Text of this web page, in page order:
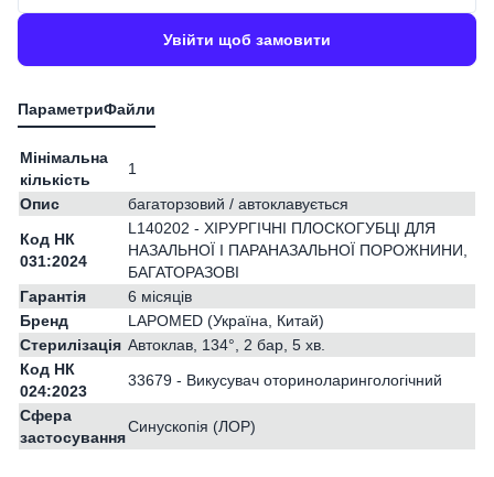
Увійти щоб замовити
Мінімальна
кількість
1
Опис
багаторзовий / автоклавується
Код НК
031:2024
L140202 - ХІРУРГІЧНІ ПЛОСКОГУБЦІ ДЛЯ
НАЗАЛЬНОЇ І ПАРАНАЗАЛЬНОЇ ПОРОЖНИНИ,
БАГАТОРАЗОВІ
Гарантія
6 місяців
Бренд
LAPOMED (Україна, Китай)
Стерилізація Автоклав, 134°, 2 бар, 5 хв.
Код НК
024:2023
33679 - Викусувач оториноларингологічний
Сфера
застосування
Синускопія (ЛОР)